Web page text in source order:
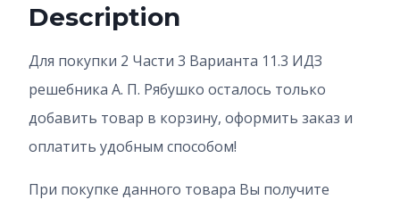
Description
Для покупки 2 Части 3 Варианта 11.3 ИДЗ
решебника А. П. Рябушко осталось только
добавить товар в корзину, оформить заказ и
оплатить удобным способом!
При покупке данного товара Вы получите